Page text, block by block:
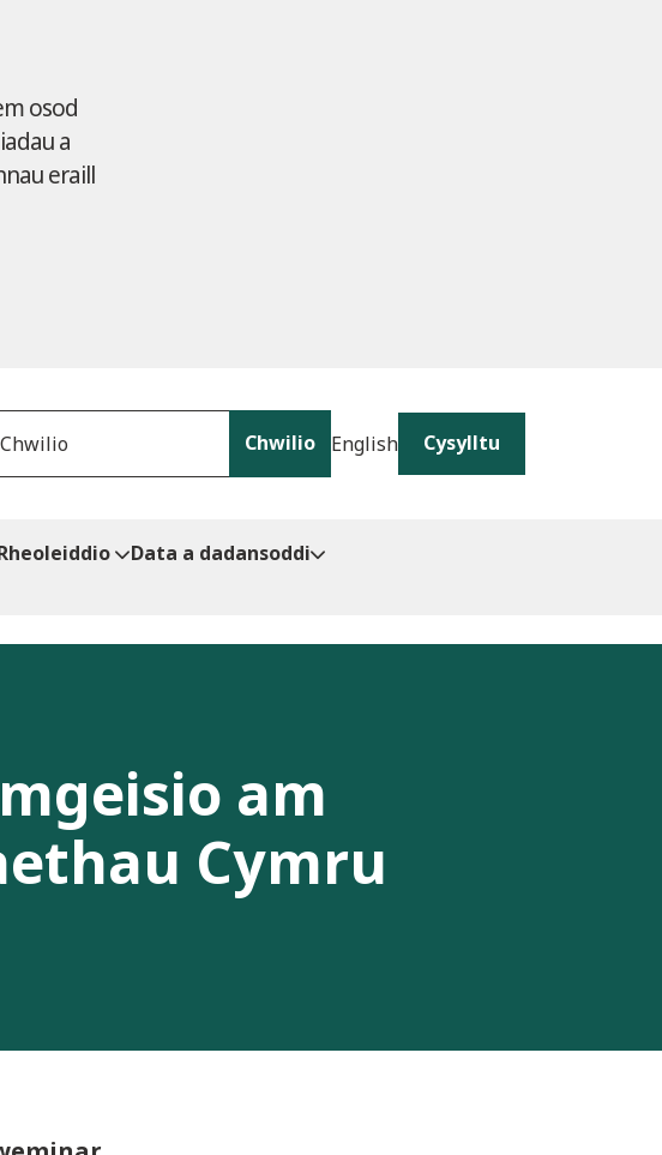
osod
a
eraill
Chwilio English Cysylltu
Data a dadansoddi
am
Cymru